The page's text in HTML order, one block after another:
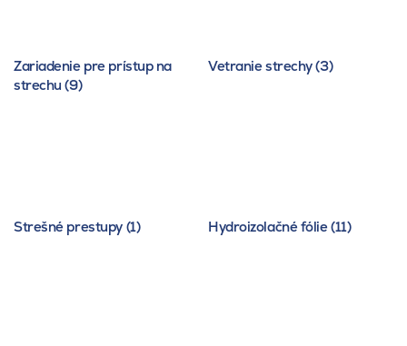
Zariadenie pre prístup na
strechu (9)
Vetranie strechy (3)
Strešné prestupy (1) Hydroizolačné fólie (11)